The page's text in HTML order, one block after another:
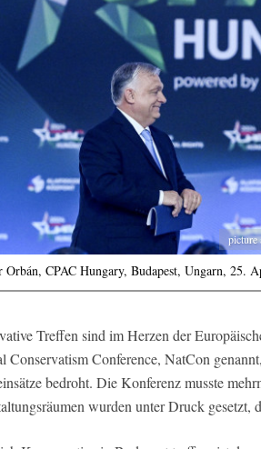
picture
CPAC Hungary, Budapest, Ungarn, 25.
Treffen sind im Herzen der
Conservatism Conference, NatCon
bedroht. Die Konferenz musste
wurden unter Druck gesetzt,